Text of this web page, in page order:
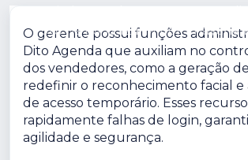
Jul na (o) 12:12 PM por Thayane
O gerente possui funções
Dito Agenda que auxiliam no
dos vendedores, como a geração
redefinir o reconhecimento facial e
de acesso temporário. Esses
rapidamente falhas de login,
agilidade e segurança.